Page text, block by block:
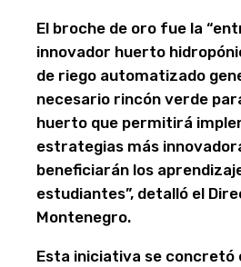
El broche de oro fue la
innovador huerto
de riego automatizado
necesario rincón verde
huerto que permitirá
estrategias más
beneficiarán los
estudiantes”, detalló el
Montenegro.
Esta iniciativa se concretó